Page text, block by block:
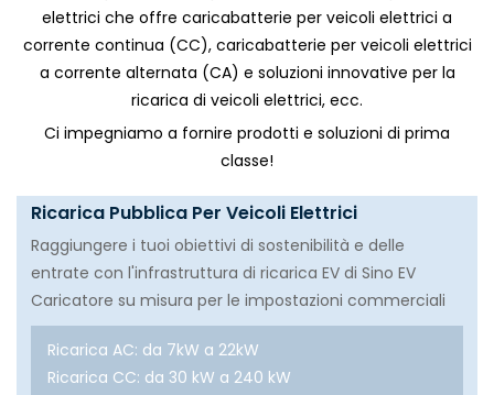
elettrici che offre caricabatterie per veicoli elettrici a
corrente continua (CC), caricabatterie per veicoli elettrici
a corrente alternata (CA) e soluzioni innovative per la
ricarica di veicoli elettrici, ecc.
Ci impegniamo a fornire prodotti e soluzioni di prima
classe!
Ricarica Pubblica Per Veicoli Elettrici
Raggiungere i tuoi obiettivi di sostenibilità e delle
entrate con l'infrastruttura di ricarica EV di Sino EV
Caricatore su misura per le impostazioni commerciali
Ricarica AC: da 7kW a 22kW
Ricarica CC: da 30 kW a 240 kW